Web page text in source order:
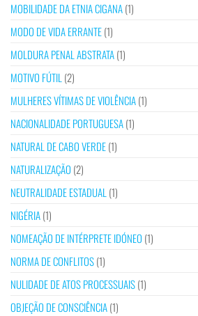
MOBILIDADE DA ETNIA CIGANA(1)
MODO DE VIDA ERRANTE(1)
MOLDURA PENAL ABSTRATA(1)
MOTIVO FÚTIL (2)
MULHERES VÍTIMAS DE VIOLÊNCIA(1)
NACIONALIDADE PORTUGUESA(1)
NATURAL DE CABO VERDE(1)
NATURALIZAÇÃO (2)
NEUTRALIDADE ESTADUAL (1)
NIGÉRIA(1)
NOMEAÇÃO DE INTÉRPRETE IDÓNEO (1)
NORMA DE CONFLITOS(1)
NULIDADE DE ATOS PROCESSUAIS(1)
OBJEÇÃO DE CONSCIÊNCIA(1)